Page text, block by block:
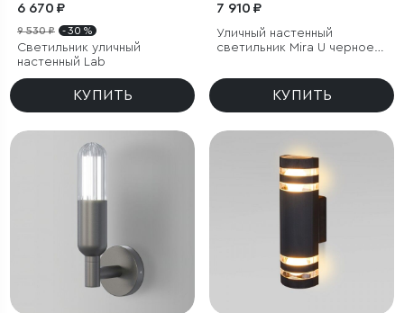
6 670 ₽
9 530 ₽ - 30 %
Светильник уличный
настенный Lab
КУПИТЬ
7 910 ₽
Уличный настенный
светильник Mira U черное
КУПИТЬ